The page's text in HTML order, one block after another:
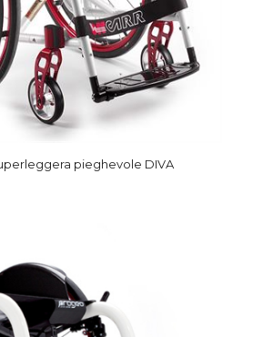
pieghevole DIVA